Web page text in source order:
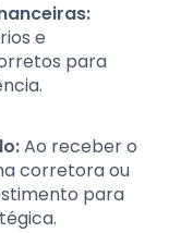
e
para
Ao receber o
corretora ou
para